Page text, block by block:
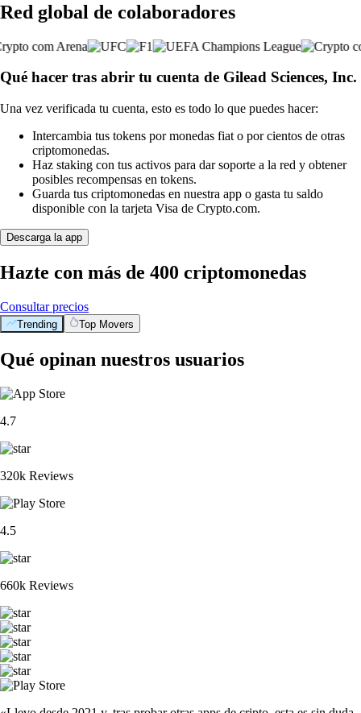
Red global de colaboradores
Qué hacer tras abrir tu cuenta de Gilead Sciences, Inc.
Una vez verificada tu cuenta, esto es todo lo que puedes hacer:
Intercambia tus tokens por monedas fiat o por cientos de otras
criptomonedas.
Haz staking con tus activos para dar soporte a la red y obtener
posibles recompensas en tokens.
Guarda tus criptomonedas en nuestra app o gasta tu saldo
disponible con la tarjeta Visa de Crypto.com.
Descarga la app
Hazte con más de 400 criptomonedas
Consultar precios
Trending Top Movers
Qué opinan nuestros usuarios
4.7
320k Reviews
4.5
660k Reviews